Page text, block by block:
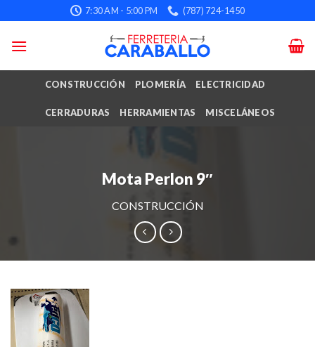
to
content
7:30 AM - 5:00 PM (787) 724-1450
CONSTRUCCIÓN PLOMERÍA ELECTRICIDAD
CERRADURAS HERRAMIENTAS MISCELÁNEOS
Mota Perlon 9″
CONSTRUCCIÓN